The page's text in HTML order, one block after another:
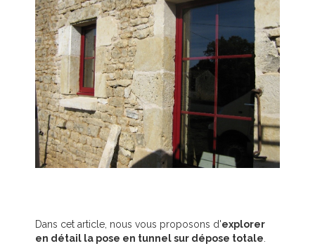
Dans cet article, nous vous proposons d'explorer
en détail la pose en tunnel sur dépose totale.